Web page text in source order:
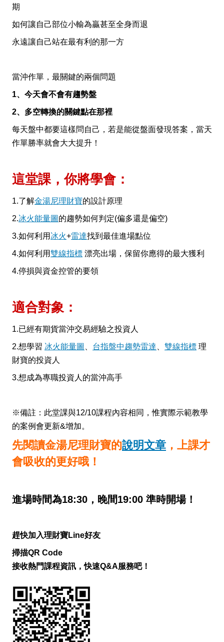
期
如何讓自己部位小輸為贏甚至全身而退
永遠讓自己站在最有利的那一方
當沖作單，最關鍵的兩個問題
1、今天會不會有趨勢盤
2、多空轉換的關鍵點在那裡
每天盤中都要這樣問自己，若是能從盤面發現答案，當天
作單勝率就會大大提升！
這堂課，你將學會：
1.了解金湯尼理財寶的設計原理
2.冰火能量圖 的趨勢如何判定(偏多還是偏空)
3.如何利用 冰火+雷達找到最佳進場點位
4.如何利用雙線指標 漂亮出場，保留你應得的最大獲利
4.停損與資金控管的要領
適合對象：
1.已經有期貨當沖交易經驗之投資人
2.想學習 冰火能量圖 台指盤中趨勢雷達 雙線指標 理
財寶的投資人
3.想成為專職投資人的當沖高手
※備註：此堂課與12/10課程內容相同，惟實際示範教學
的案例會更新&增加。
先閱讀金湯尼理財寶的說明文章 ，上課才
會吸收的更好哦！
進場時間為18:30，晚間19:00 準時開場！
趕快加入理財寶Line好友
掃描QR Code
接收熱門課程資訊，快速Q&A服務吧！